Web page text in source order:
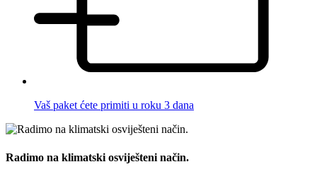
Vaš paket ćete primiti u roku 3 dana
Radimo na klimatski osviješteni način.